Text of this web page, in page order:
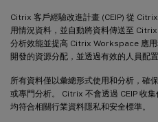
Citrix 客戶經驗改進計畫 (CEIP) 從
用情況資料，並自動將資料傳送至
分析效能並提高 Citrix Workspace 應
開發的資源分配，並透過有效的人員配
所有資料僅以彙總形式使用和分析，確
或專門分析。 Citrix 不會透過 CEIP 收
均符合相關行業資料隱私和安全標準。